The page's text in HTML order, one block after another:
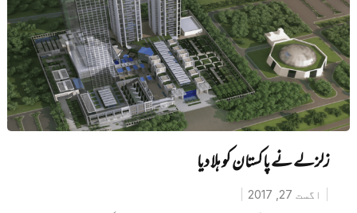
زلزلے نے پاکستان کو ہلا دیا
اگست 27, 2017